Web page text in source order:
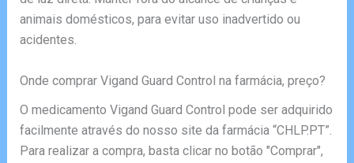
animais domésticos, para evitar uso inadvertido ou
acidentes.
Onde comprar Vigand Guard Control na farmácia, preço?
O medicamento Vigand Guard Control pode ser adquirido
facilmente através do nosso site da farmácia “CHLP.PT”.
Para realizar a compra, basta clicar no botão "Comprar",